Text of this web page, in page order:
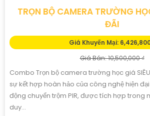
TRỌN BỘ CAMERA TRƯỜNG
ĐÃI
Giá Khuyến Mại:
Giá Bán: 10,500,000 ₫
Combo Trọn bộ camera trường học giá
sự kết hợp hoàn hảo của công nghệ hiện
động chuyển trộm PIR, được tích hợp trong
duy...